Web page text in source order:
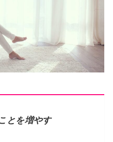
とを増やす